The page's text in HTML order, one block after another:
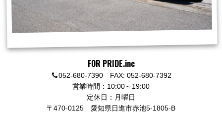
FOR PRIDE.inc
052-680-7390 FAX: 052-680-7392
営業時間：10:00～19:00
定休日：月曜日
〒470-0125 愛知県日進市赤池5-1805-B